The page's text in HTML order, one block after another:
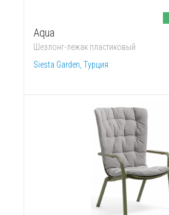
Aqua
Шезлонг-лежак пластиковый
Siesta Garden, Турция